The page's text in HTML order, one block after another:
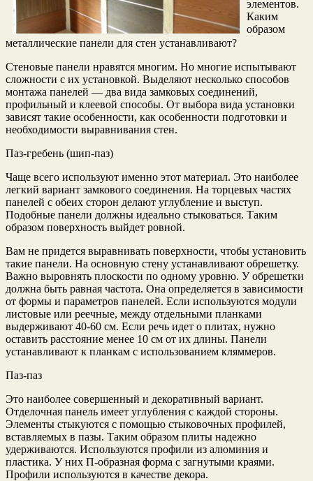
элементов.
Каким
образом
металлические панели для стен устанавливают?
Стеновые панели нравятся многим. Но многие испытывают
сложности с их установкой. Выделяют несколько способов
монтажа панелей — два вида замковых соединений,
профильный и клеевой способы. От выбора вида установки
зависят такие особенности, как особенности подготовки и
необходимости выравнивания стен.
Паз-гребень (шип-паз)
Чаще всего используют именно этот материал. Это наиболее
легкий вариант замкового соединения. На торцевых частях
панелей с обеих сторон делают углубление и выступ.
Подобные панели должны идеально стыковаться. Таким
образом поверхность выйдет ровной.
Вам не придется выравнивать поверхности, чтобы установить
такие панели. На основную стену устанавливают обрешетку.
Важно выровнять плоскости по одному уровню. У обрешетки
должна быть равная частота. Она определяется в зависимости
от формы и параметров панелей. Если используются модули
листовые или реечные, между отдельными планками
выдерживают 40-60 см. Если речь идет о плитах, нужно
оставить расстояние менее 10 см от их длины. Панели
устанавливают к планкам с использованием кляммеров.
Паз-паз
Это наиболее совершенный и декоративный вариант.
Отделочная панель имеет углубления с каждой стороны.
Элементы стыкуются с помощью стыковочных профилей,
вставляемых в пазы. Таким образом плиты надежно
удерживаются. Используются профили из алюминия и
пластика. У них П-образная форма с загнутыми краями.
Профили используются в качестве декора.